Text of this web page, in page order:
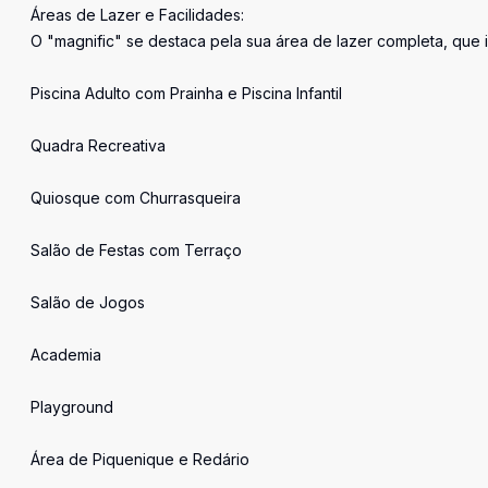
Áreas de Lazer e Facilidades:
O "magnific" se destaca pela sua área de lazer completa, que
Piscina Adulto com Prainha e Piscina Infantil
Quadra Recreativa
Quiosque com Churrasqueira
Salão de Festas com Terraço
Salão de Jogos
Academia
Playground
Área de Piquenique e Redário